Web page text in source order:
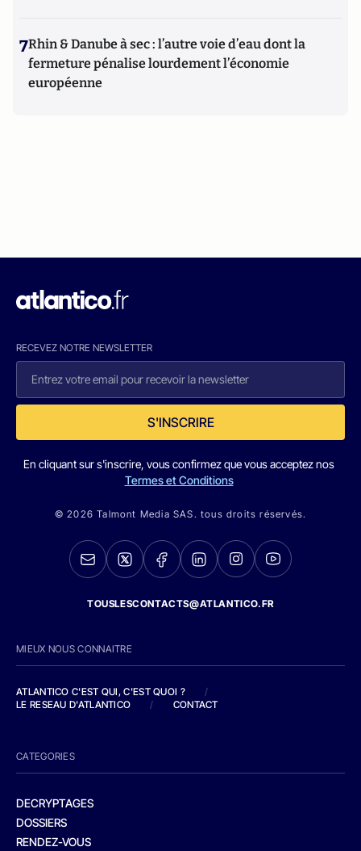
7Rhin & Danube à sec : l’autre voie d’eau dont la
fermeture pénalise lourdement l’économie
européenne
RECEVEZ NOTRE NEWSLETTER
S'INSCRIRE
En cliquant sur s'inscrire, vous confirmez que vous acceptez nos
Termes et Conditions
© 2026 Talmont Media SAS. tous droits réservés.
TOUSLESCONTACTS@ATLANTICO.FR
MIEUX NOUS CONNAITRE
ATLANTICO C'EST QUI, C'EST QUOI ?
/
LE RESEAU D'ATLANTICO
/ CONTACT
CATEGORIES
DECRYPTAGES
DOSSIERS
RENDEZ-VOUS